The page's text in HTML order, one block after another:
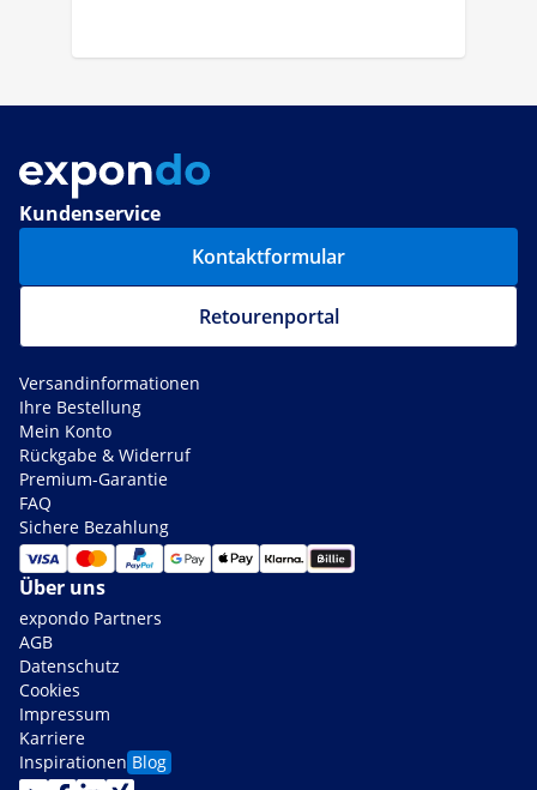
Kundenservice
Kontaktformular
Retourenportal
Versandinformationen
Ihre Bestellung
Mein Konto
Rückgabe & Widerruf
Premium-Garantie
FAQ
Sichere Bezahlung
Über uns
expondo Partners
AGB
Datenschutz
Cookies
Impressum
Karriere
Inspirationen Blog